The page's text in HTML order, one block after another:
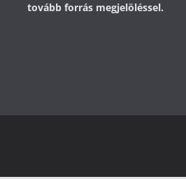
tovább forrás megjelöléssel.